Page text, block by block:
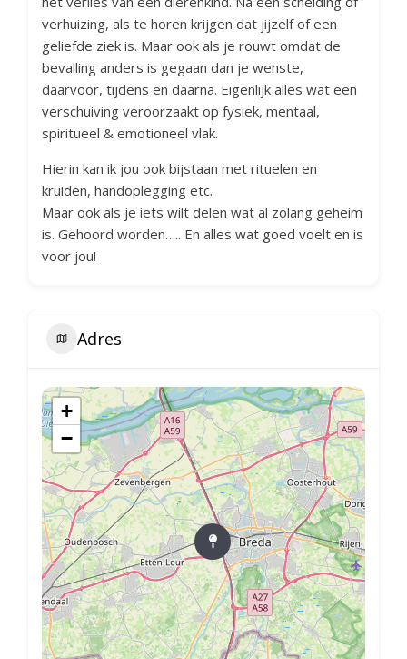
verhuizing, als te horen krijgen dat jijzelf of een
geliefde ziek is. Maar ook als je rouwt omdat de
bevalling anders is gegaan dan je wenste,
daarvoor, tijdens en daarna. Eigenlijk alles wat een
verschuiving veroorzaakt op fysiek, mentaal,
spiritueel & emotioneel vlak.
Hierin kan ik jou ook bijstaan met rituelen en
kruiden, handoplegging etc.
Maar ook als je iets wilt delen wat al zolang geheim
is. Gehoord worden….. En alles wat goed voelt en is
voor jou!
Adres
+
−